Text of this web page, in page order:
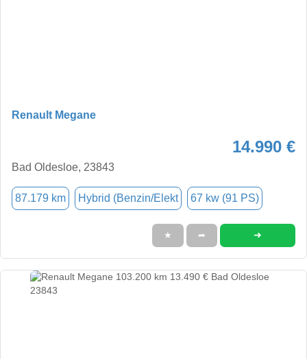
Renault Megane
14.990 €
Bad Oldesloe, 23843
87.179 km Hybrid (Benzin/Elekt 67 kw (91 PS)
★ ➦ ➜